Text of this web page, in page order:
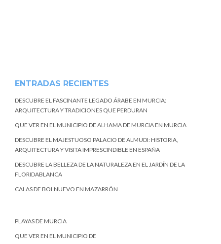
ENTRADAS RECIENTES
DESCUBRE EL FASCINANTE LEGADO ÁRABE EN MURCIA:
ARQUITECTURA Y TRADICIONES QUE PERDURAN
QUE VER EN EL MUNICIPIO DE ALHAMA DE MURCIA EN MURCIA
DESCUBRE EL MAJESTUOSO PALACIO DE ALMUDI: HISTORIA,
ARQUITECTURA Y VISITA IMPRESCINDIBLE EN ESPAÑA
DESCUBRE LA BELLEZA DE LA NATURALEZA EN EL JARDÍN DE LA
FLORIDABLANCA
CALAS DE BOLNUEVO EN MAZARRÓN
PLAYAS DE MURCIA
QUE VER EN EL MUNICIPIO DE